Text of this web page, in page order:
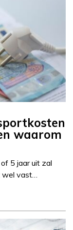
waarom
5 jaar uit zal
wel vast…